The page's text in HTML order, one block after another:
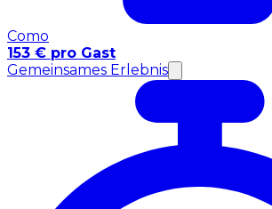
Como
153 € pro Gast
Gemeinsames Erlebnis